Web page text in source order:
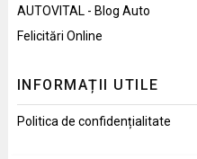
AUTOVITAL - Blog Auto
Felicitări Online
INFORMAȚII UTILE
Politica de confidențialitate